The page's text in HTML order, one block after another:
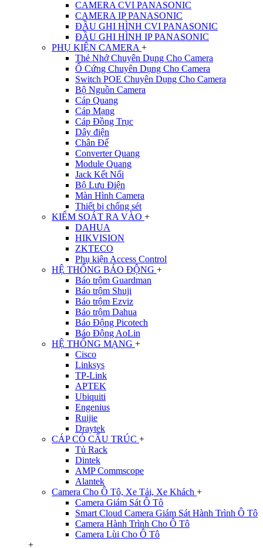
CAMERA CVI PANASONIC
CAMERA IP PANASONIC
ĐẦU GHI HÌNH CVI PANASONIC
ĐẦU GHI HÌNH IP PANASONIC
PHỤ KIỆN CAMERA +
Thẻ Nhớ Chuyên Dụng Cho Camera
Ổ Cứng Chuyên Dụng Cho Camera
Switch POE Chuyên Dụng Cho Camera
Bộ Nguồn Camera
Cáp Quang
Cáp Mạng
Cáp Đồng Trục
Dây điện
Chân Đế
Converter Quang
Module Quang
Jack Kết Nối
Bộ Lưu Điện
Màn Hình Camera
Thiết bị chống sét
KIỂM SOÁT RA VÀO +
DAHUA
HIKVISION
ZKTECO
Phụ kiện Access Control
HỆ THỐNG BÁO ĐỘNG +
Báo trộm Guardman
Báo trộm Shuji
Báo trộm Ezviz
Báo trộm Dahua
Báo Động Picotech
Báo Động AoLin
HỆ THỐNG MẠNG +
Cisco
Linksys
TP-Link
APTEK
Ubiquiti
Engenius
Ruijie
Draytek
CÁP CÓ CẤU TRÚC +
Tủ Rack
Dintek
AMP Commscope
Alantek
Camera Cho Ô Tô, Xe Tải, Xe Khách +
Camera Giám Sát Ô Tô
Smart Cloud Camera Giám Sát Hành Trình Ô Tô
Camera Hành Trình Cho Ô Tô
Camera Lùi Cho Ô Tô
+